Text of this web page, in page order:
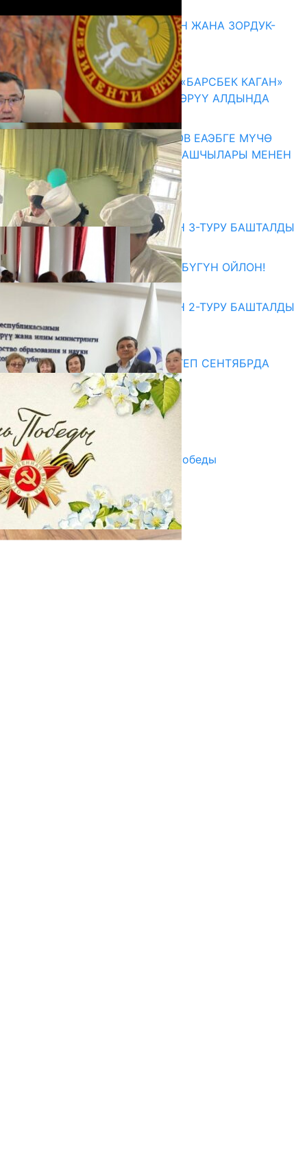
ГЕНДЕРДИК БАСМЫРЛООДОН ЖАНА ЗОРДУК-
ЗОМБУЛУКТАН КОРГОО
07.08.2026
КЫРГЫЗ ТАРЫХЫ ТАСМАДА: «БАРСБЕК КАГАН»
КӨРКӨМ ТАСМАСЫ ЖАРЫК КӨРҮҮ АЛДЫНДА
07.08.2026
ПРЕЗИДЕНТ САДЫР ЖАПАРОВ ЕАЭБГЕ МҮЧӨ
МАМЛЕКЕТТЕРДИН ӨКМӨТ БАШЧЫЛАРЫ МЕНЕН
ЖОЛУГУШТУ
07.08.2026
Абитуриент
ЖОЖДОРГО КАБЫЛ АЛУУНУН 3-ТУРУ БАШТАЛДЫ
27.07.2026
ӨЗҮҢДҮН КЕЛЕЧЕГИҢ ҮЧҮН БҮГҮН ОЙЛОН!
20.07.2026
ЖОЖДОРГО КАБЫЛ АЛУУНУН 2-ТУРУ БАШТАЛДЫ
20.07.2026
Медиа
СУЗАКТА 750 ОРУНДУУ МЕКТЕП СЕНТЯБРДА
ПАЙДАЛАНУУГА БЕРИЛЕТ
07.08.2025
Улуу Жеңиштин жандуу сөзү
29.04.2025
Награды в преддверии Дня Победы
29.04.2025